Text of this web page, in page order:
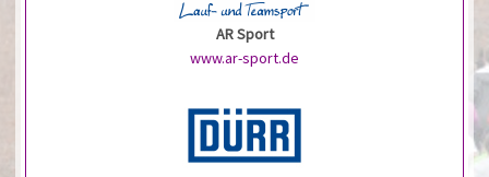
AR Sport
www.ar-sport.de